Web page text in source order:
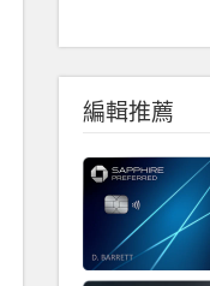
編輯推薦